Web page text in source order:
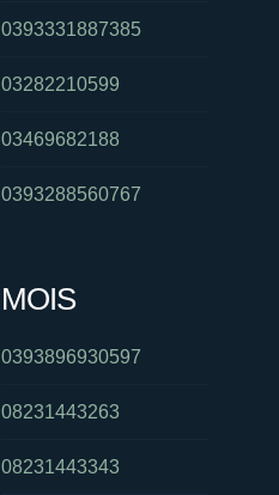
0393331887385
03282210599
03469682188
0393288560767
MOIS
0393896930597
08231443263
08231443343